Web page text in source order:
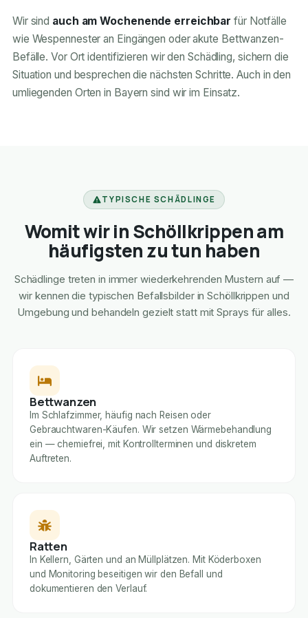
Wir sind auch am Wochenende erreichbar für Notfälle
wie Wespennester an Eingängen oder akute Bettwanzen-
Befälle. Vor Ort identifizieren wir den Schädling, sichern die
Situation und besprechen die nächsten Schritte. Auch in den
umliegenden Orten in Bayern sind wir im Einsatz.
TYPISCHE SCHÄDLINGE
Womit wir in Schöllkrippen am
häufigsten zu tun haben
Schädlinge treten in immer wiederkehrenden Mustern auf —
wir kennen die typischen Befallsbilder in Schöllkrippen und
Umgebung und behandeln gezielt statt mit Sprays für alles.
Bettwanzen
Im Schlafzimmer, häufig nach Reisen oder
Gebrauchtwaren-Käufen. Wir setzen Wärmebehandlung
ein — chemiefrei, mit Kontrollterminen und diskretem
Auftreten.
Ratten
In Kellern, Gärten und an Müllplätzen. Mit Köderboxen
und Monitoring beseitigen wir den Befall und
dokumentieren den Verlauf.